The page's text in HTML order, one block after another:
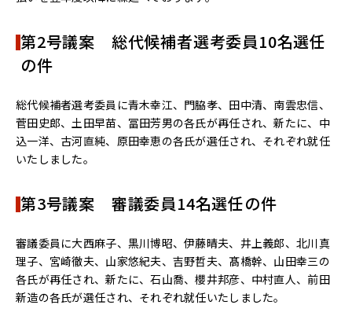
第2号議案 総代候補者選考委員10名選任
の件
総代候補者選考委員に青木幸江、門脇孝、田中清、南雲忠信、
菅田史郎、土田早苗、冨田芳男の各氏が再任され、新たに、中
込一洋、古河直純、原田幸恵の各氏が選任され、それぞれ就任
いたしました。
第3号議案 審議委員14名選任の件
審議委員に大西麻子、黒川博昭、伊藤晴夫、井上義郎、北川真
理子、宮崎徹夫、山家悠紀夫、吉野哲夫、髙橋幹、山田幸三の
各氏が再任され、新たに、石山喬、櫻井邦彦、中村直人、前田
新造の各氏が選任され、それぞれ就任いたしました。